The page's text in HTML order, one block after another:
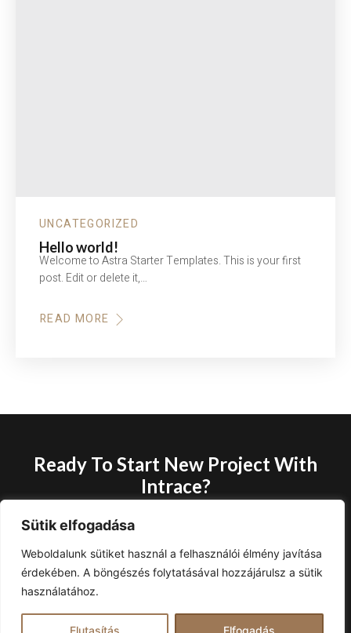
Sütik elfogadása
Weboldalunk sütiket használ a felhasználói élmény javítása
érdekében. A böngészés folytatásával hozzájárulsz a sütik
használatához.
Elutasítás Elfogadás
UNCATEGORIZED
Hello world!
Welcome to Astra Starter Templates. This is your first
post. Edit or delete it,…
READ MORE
Ready To Start New Project With
Intrace?
Lorem ipsum dolor sit amet, consectetur adipiscing elit, sed
do eiusmod tempor incididunt ut labore et dolore magna
aliqua.